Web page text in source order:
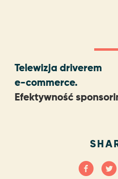
Telewizja driverem
e-commerce.
Efektywność